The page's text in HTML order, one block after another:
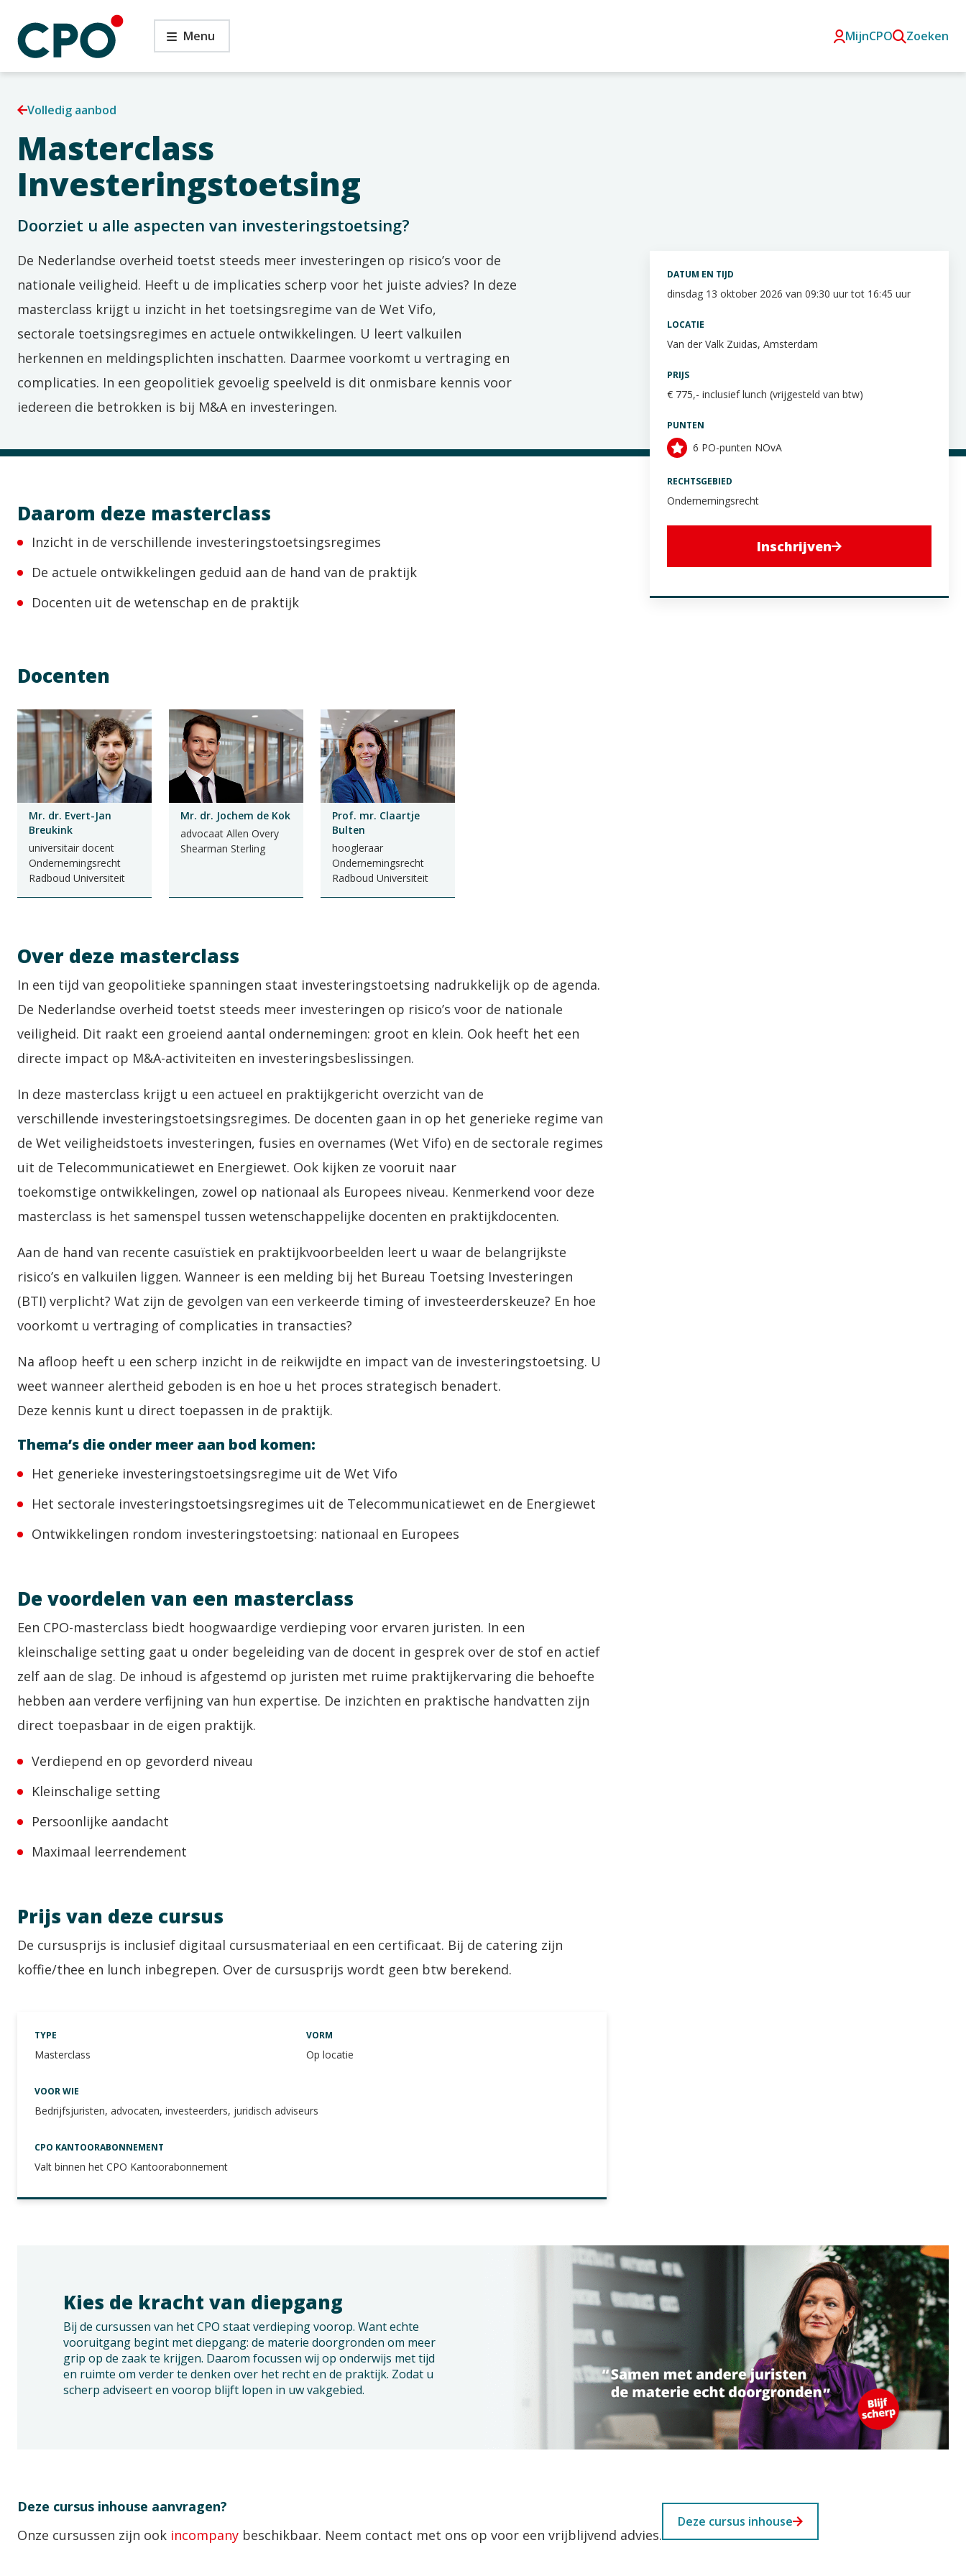
naar
inhoud
Masterclass
Investeringstoetsing
Menu MijnCPO Zoeken
Volledig aanbod
Masterclass
Investeringstoetsing
Doorziet u alle aspecten van investeringstoetsing?
De Nederlandse overheid toetst steeds meer investeringen op risico’s voor de
nationale veiligheid. Heeft u de implicaties scherp voor het juiste advies? In deze
masterclass krijgt u inzicht in het toetsingsregime van de Wet Vifo,
sectorale toetsingsregimes en actuele ontwikkelingen. U leert valkuilen
herkennen en meldingsplichten inschatten. Daarmee voorkomt u vertraging en
complicaties. In een geopolitiek gevoelig speelveld is dit onmisbare kennis voor
iedereen die betrokken is bij M&A en investeringen.
Daarom deze masterclass
Inzicht in de verschillende investeringstoetsingsregimes
De actuele ontwikkelingen geduid aan de hand van de praktijk
Docenten uit de wetenschap en de praktijk
Docenten
Mr. dr. Evert-Jan
Breukink
universitair docent
Ondernemingsrecht
Radboud Universiteit
Mr. dr. Jochem de Kok
advocaat Allen Overy
Shearman Sterling
Prof. mr. Claartje
Bulten
hoogleraar
Ondernemingsrecht
Radboud Universiteit
Over deze masterclass
In een tijd van geopolitieke spanningen staat investeringstoetsing nadrukkelijk op de agenda.
De Nederlandse overheid toetst steeds meer investeringen op risico’s voor de nationale
veiligheid. Dit raakt een groeiend aantal ondernemingen: groot en klein. Ook heeft het een
directe impact op M&A-activiteiten en investeringsbeslissingen.
In deze masterclass krijgt u een actueel en praktijkgericht overzicht van de
verschillende investeringstoetsingsregimes. De docenten gaan in op het generieke regime van
de Wet veiligheidstoets investeringen, fusies en overnames (Wet Vifo) en de sectorale regimes
uit de Telecommunicatiewet en Energiewet. Ook kijken ze vooruit naar
toekomstige ontwikkelingen, zowel op nationaal als Europees niveau. Kenmerkend voor deze
masterclass is het samenspel tussen wetenschappelijke docenten en praktijkdocenten.
Aan de hand van recente casuïstiek en praktijkvoorbeelden leert u waar de belangrijkste
risico’s en valkuilen liggen. Wanneer is een melding bij het Bureau Toetsing Investeringen
(BTI) verplicht? Wat zijn de gevolgen van een verkeerde timing of investeerderskeuze? En hoe
voorkomt u vertraging of complicaties in transacties?
Na afloop heeft u een scherp inzicht in de reikwijdte en impact van de investeringstoetsing. U
weet wanneer alertheid geboden is en hoe u het proces strategisch benadert.
Deze kennis kunt u direct toepassen in de praktijk.
Thema’s die onder meer aan bod komen:
Het generieke investeringstoetsingsregime uit de Wet Vifo
Het sectorale investeringstoetsingsregimes uit de Telecommunicatiewet en de Energiewet
Ontwikkelingen rondom investeringstoetsing: nationaal en Europees
De voordelen van een masterclass
Een CPO-masterclass biedt hoogwaardige verdieping voor ervaren juristen. In een
kleinschalige setting gaat u onder begeleiding van de docent in gesprek over de stof en actief
zelf aan de slag. De inhoud is afgestemd op juristen met ruime praktijkervaring die behoefte
hebben aan verdere verfijning van hun expertise. De inzichten en praktische handvatten zijn
direct toepasbaar in de eigen praktijk.
Verdiepend en op gevorderd niveau
Kleinschalige setting
Persoonlijke aandacht
Maximaal leerrendement
Prijs van deze cursus
De cursusprijs is inclusief digitaal cursusmateriaal en een certificaat. Bij de catering zijn
koffie/thee en lunch inbegrepen. Over de cursusprijs wordt geen btw berekend.
TYPE
Masterclass
VORM
Op locatie
VOOR WIE
Bedrijfsjuristen, advocaten, investeerders, juridisch adviseurs
CPO KANTOORABONNEMENT
Valt binnen het CPO Kantoorabonnement
DATUM EN TIJD
dinsdag 13 oktober 2026 van 09:30 uur tot 16:45 uur
LOCATIE
Van der Valk Zuidas, Amsterdam
PRIJS
€ 775,- inclusief lunch (vrijgesteld van btw)
PUNTEN
6 PO-punten NOvA
RECHTSGEBIED
Ondernemingsrecht
Inschrijven
Kies de kracht van diepgang
Bij de cursussen van het CPO staat verdieping voorop. Want echte
vooruitgang begint met diepgang: de materie doorgronden om meer
grip op de zaak te krijgen. Daarom focussen wij op onderwijs met tijd
en ruimte om verder te denken over het recht en de praktijk. Zodat u
scherp adviseert en voorop blijft lopen in uw vakgebied.
Deze cursus inhouse aanvragen?
Onze cursussen zijn ook incompany beschikbaar. Neem contact met ons op voor een vrijblijvend advies.
Deze cursus inhouse